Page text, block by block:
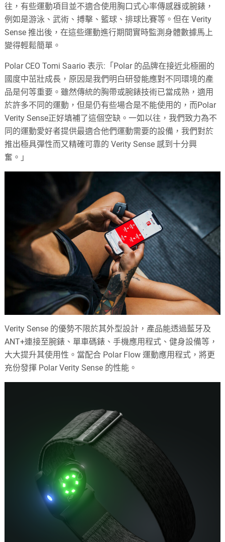
往，有些運動項目並不適合使用胸口式心率傳感器或腕錶，
例如是游泳、武術、搏擊、籃球、排球比賽等。但在 Verity
Sense 推出後，在這些運動進行期間實時監測身體數據馬上
變得輕鬆簡單。
Polar CEO Tomi Saario 表示:「Polar 的品牌在接近北極圈的
國度中茁壯成長，原因是我們明白研發能應對不同環境的產
品是何等重要。雖然傳統的胸帶或腕錶技術已當成熟，適用
於許多不同的運動，但是仍有些場合是不能使用的，而Polar
Verity Sense正好填補了這個空缺。一如以往，我們致力為不
同的運動愛好者提供最適合他們運動需要的設備，我們對於
推出極具彈性而又精確可靠的 Verity Sense 感到十分興
奮。」
Verity Sense 的優勢不限於其外型設計，產品能透過藍牙及
ANT+連接至腕錶、單車碼錶、手機應用程式、健身設備等，
大大提升其使用性。當配合 Polar Flow 運動應用程式，將更
充份發揮 Polar Verity Sense 的性能。